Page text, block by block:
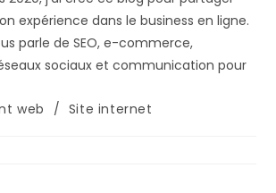
expérience dans le business en ligne.
parle de SEO, e-commerce,
sociaux et communication pour
web / Site internet